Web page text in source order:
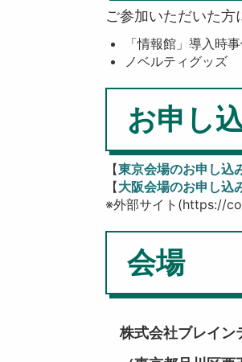
ご参加いただいた方
「情報館」導入
ノベルティグッズ
お申し
【東京会場のお申し込
【大阪会場のお申し込
※外部サイト(https://
会場
株式会社ブレイン